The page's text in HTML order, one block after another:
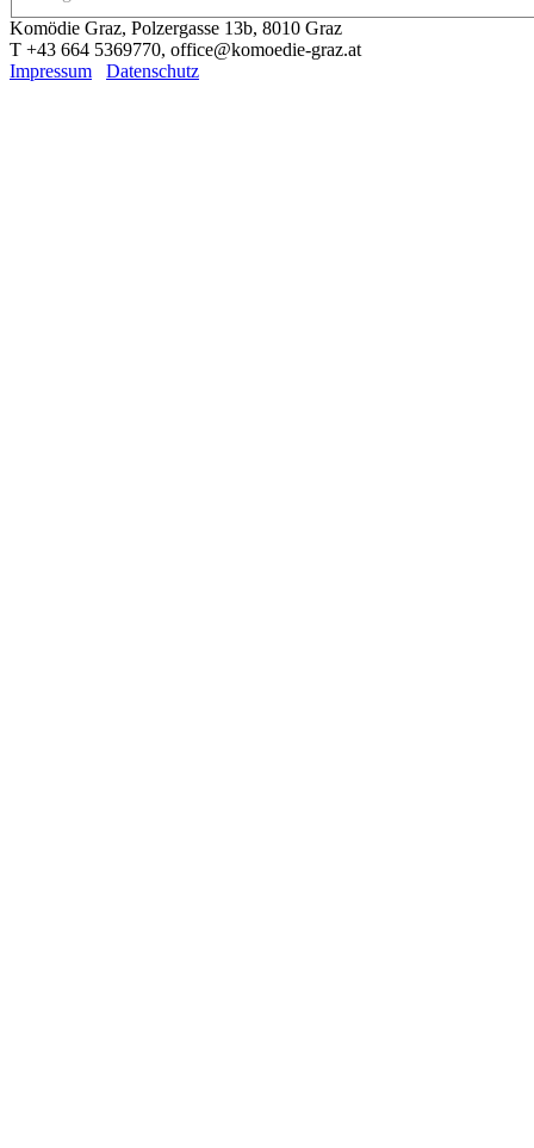
Komödie Graz, Polzergasse 13b, 8010 Graz
T +43 664 5369770, office@komoedie-graz.at
Impressum
Datenschutz